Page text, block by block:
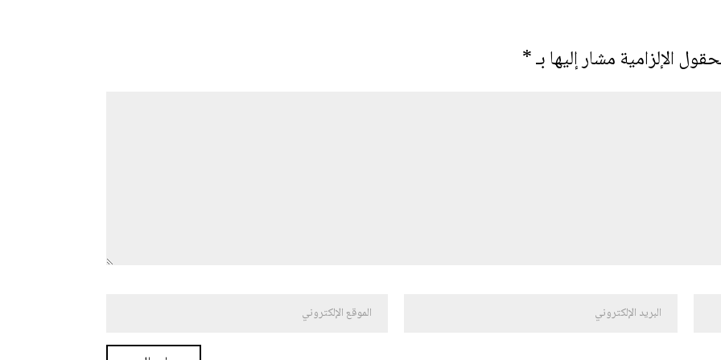
الإلزامية مشار إليها بـ*